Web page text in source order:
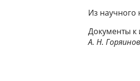
Из научного
Документы к
А. Н.